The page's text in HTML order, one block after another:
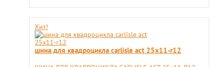
Хит!
шина для квадроцикла carlisle act 25x11-r12